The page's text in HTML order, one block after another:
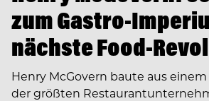
zum Gastro-
nächste Food-
Henry McGovern baute aus
der größten